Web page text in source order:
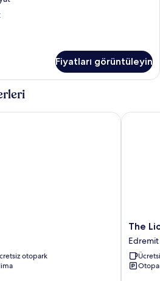
Fiyatları görüntüleyin
otopark
The
Lion
Inn
Edremit
The
Edremit
The